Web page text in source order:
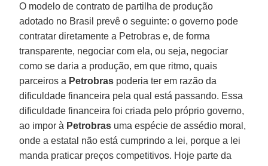
O modelo de contrato de partilha de produção
adotado no Brasil prevê o seguinte: o governo pode
contratar diretamente a Petrobras e, de forma
transparente, negociar com ela, ou seja, negociar
como se daria a produção, em que ritmo, quais
parceiros a Petrobras poderia ter em razão da
dificuldade financeira pela qual está passando. Essa
dificuldade financeira foi criada pelo próprio governo,
ao impor à Petrobras uma espécie de assédio moral,
onde a estatal não está cumprindo a lei, porque a lei
manda praticar preços competitivos. Hoje parte da